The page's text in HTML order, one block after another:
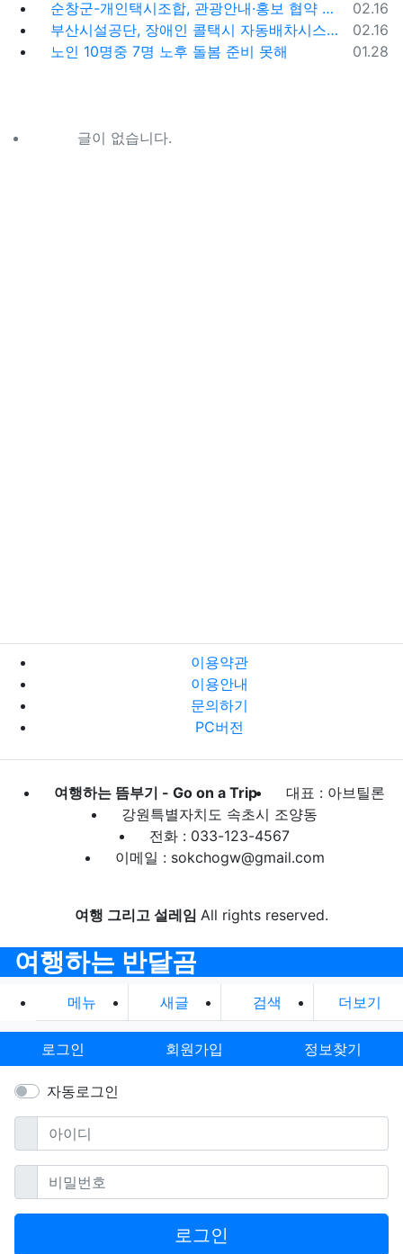
등록일
02.16
순창군-개인택시조합, 관광안내·홍보 협약 체결
등록일
02.16
부산시설공단, 장애인 콜택시 자동배차시스템 시범 운영
등록일
01.28
노인 10명중 7명 노후 돌봄 준비 못해
글이 없습니다.
이용약관
이용안내
문의하기
PC버전
여행하는 뜸부기 - Go on a Trip
대표 : 아브틸론
강원특별자치도 속초시 조양동
전화 : 033-123-4567
이메일 : sokchogw@gmail.com
여행 그리고 설레임 All rights reserved.
여행하는 반달곰
메뉴 새글 검색 더보기
로그인 회원가입 정보찾기
자동로그인
아이디필수
비밀번호필수
로그인